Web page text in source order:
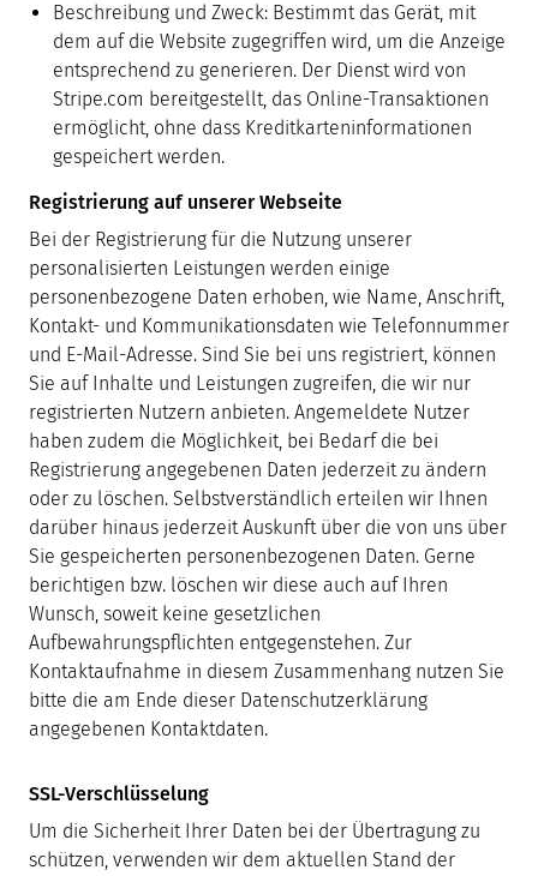
Beschreibung und Zweck: Bestimmt das Gerät, mit
dem auf die Website zugegriffen wird, um die Anzeige
entsprechend zu generieren. Der Dienst wird von
Stripe.com bereitgestellt, das Online-Transaktionen
ermöglicht, ohne dass Kreditkarteninformationen
gespeichert werden.
Registrierung auf unserer Webseite
Bei der Registrierung für die Nutzung unserer
personalisierten Leistungen werden einige
personenbezogene Daten erhoben, wie Name, Anschrift,
Kontakt- und Kommunikationsdaten wie Telefonnummer
und E-Mail-Adresse. Sind Sie bei uns registriert, können
Sie auf Inhalte und Leistungen zugreifen, die wir nur
registrierten Nutzern anbieten. Angemeldete Nutzer
haben zudem die Möglichkeit, bei Bedarf die bei
Registrierung angegebenen Daten jederzeit zu ändern
oder zu löschen. Selbstverständlich erteilen wir Ihnen
darüber hinaus jederzeit Auskunft über die von uns über
Sie gespeicherten personenbezogenen Daten. Gerne
berichtigen bzw. löschen wir diese auch auf Ihren
Wunsch, soweit keine gesetzlichen
Aufbewahrungspflichten entgegenstehen. Zur
Kontaktaufnahme in diesem Zusammenhang nutzen Sie
bitte die am Ende dieser Datenschutzerklärung
angegebenen Kontaktdaten.
SSL-Verschlüsselung
Um die Sicherheit Ihrer Daten bei der Übertragung zu
schützen, verwenden wir dem aktuellen Stand der